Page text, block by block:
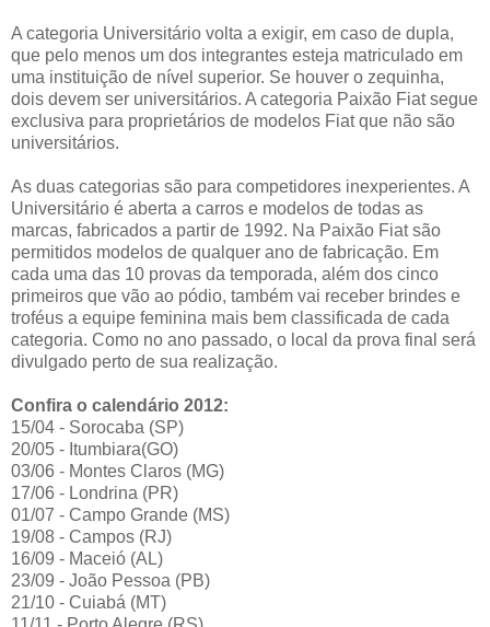
A categoria Universitário volta a exigir, em caso de dupla,
que pelo menos um dos integrantes esteja matriculado em
uma instituição de nível superior. Se houver o zequinha,
dois devem ser universitários. A categoria Paixão Fiat segue
exclusiva para proprietários de modelos Fiat que não são
universitários.
As duas categorias são para competidores inexperientes. A
Universitário é aberta a carros e modelos de todas as
marcas, fabricados a partir de 1992. Na Paixão Fiat são
permitidos modelos de qualquer ano de fabricação. Em
cada uma das 10 provas da temporada, além dos cinco
primeiros que vão ao pódio, também vai receber brindes e
troféus a equipe feminina mais bem classificada de cada
categoria. Como no ano passado, o local da prova final será
divulgado perto de sua realização.
Confira o calendário 2012:
15/04 - Sorocaba (SP)
20/05 - Itumbiara(GO)
03/06 - Montes Claros (MG)
17/06 - Londrina (PR)
01/07 - Campo Grande (MS)
19/08 - Campos (RJ)
16/09 - Maceió (AL)
23/09 - João Pessoa (PB)
21/10 - Cuiabá (MT)